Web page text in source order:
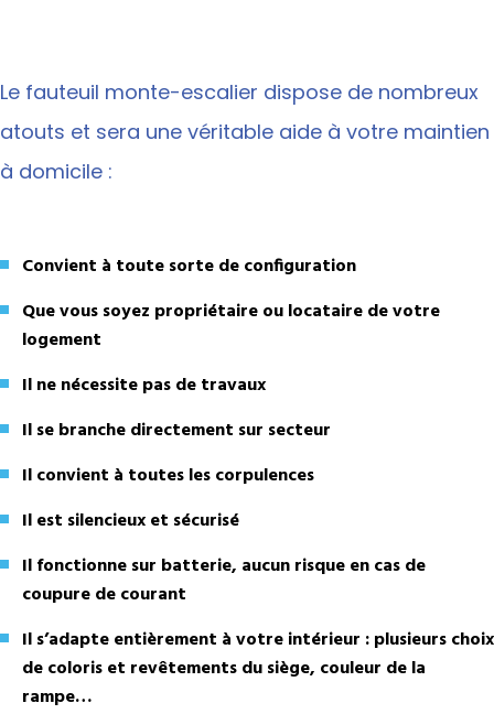
Le fauteuil monte-escalier dispose de nombreux
atouts et sera une véritable aide à votre maintien
à domicile :
Convient à toute sorte de configuration
Que vous soyez propriétaire ou locataire de votre
logement
Il ne nécessite pas de travaux
Il se branche directement sur secteur
Il convient à toutes les corpulences
Il est silencieux et sécurisé
Il fonctionne sur batterie, aucun risque en cas de
coupure de courant
Il s’adapte entièrement à votre intérieur : plusieurs choix
de coloris et revêtements du siège, couleur de la
rampe…